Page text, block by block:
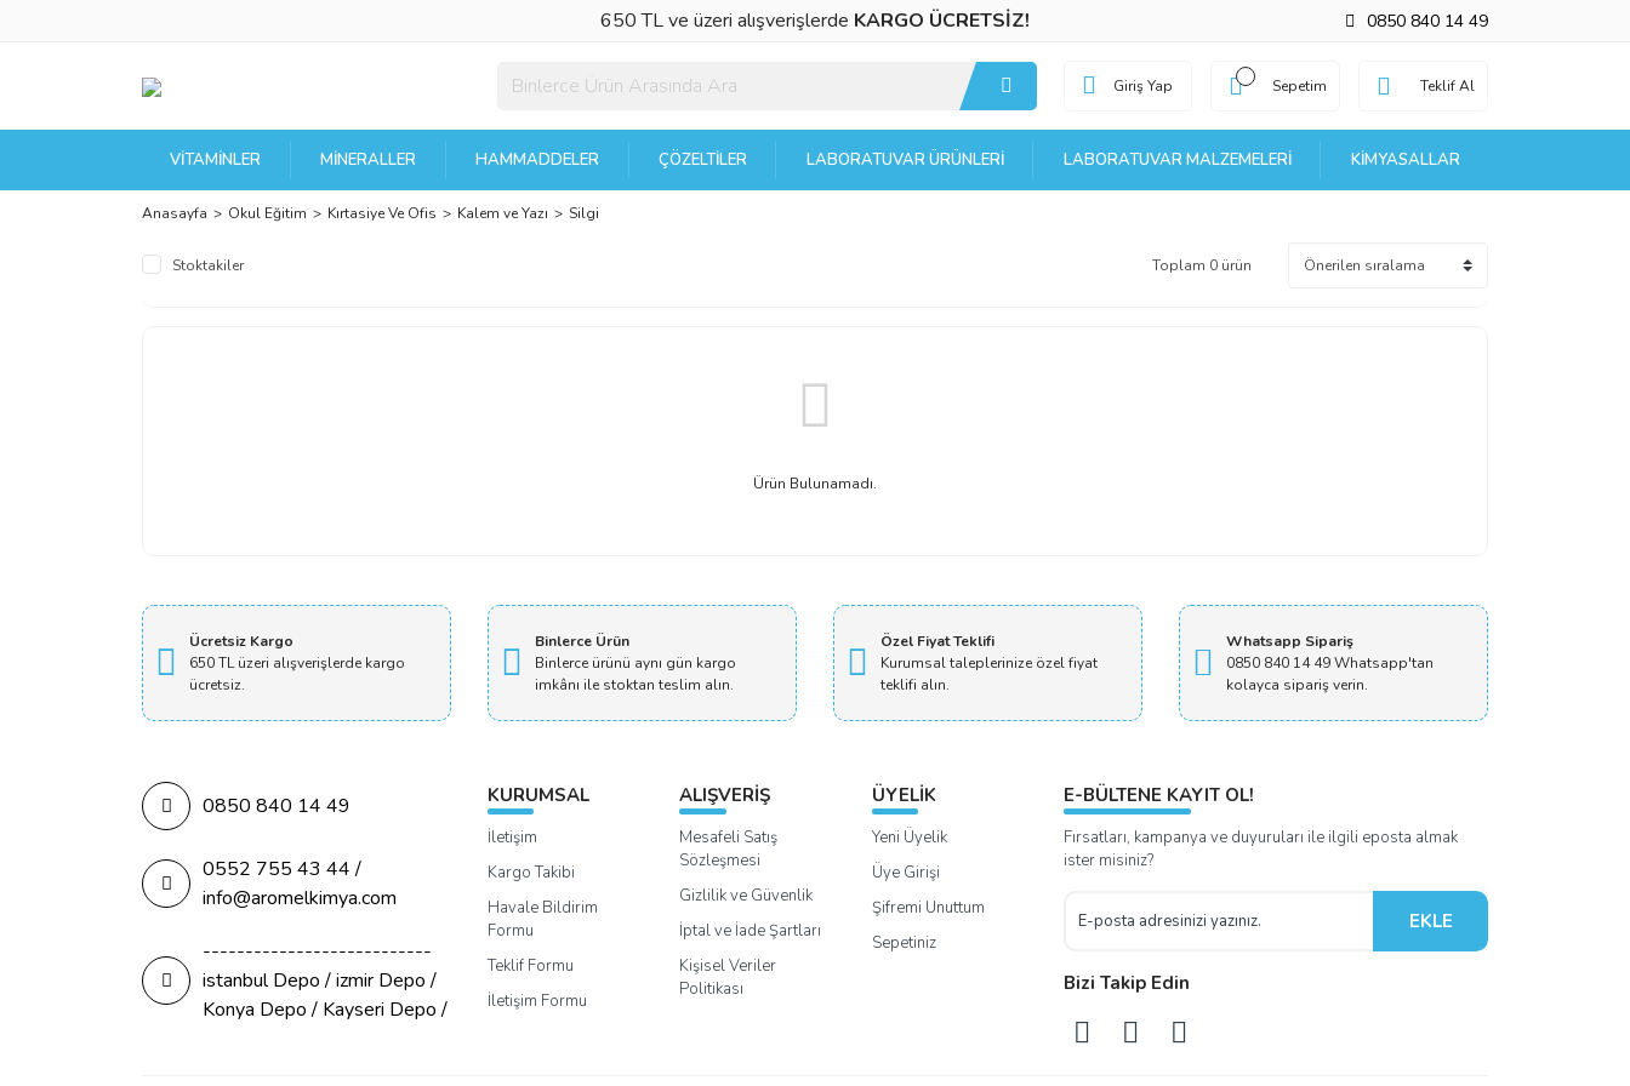
650 TL ve üzeri alışverişlerde KARGO ÜCRETSİZ! 0850 840 14 49
Giriş Yap Sepetim Teklif Al
VITAMINLER MINERALLER HAMMADDELER ÇÖZELTILER LABORATUVAR ÜRÜNLERI LABORATUVAR MALZEMELERI KIMYASALLAR
Anasayfa Okul Eğitim Kırtasiye Ve Ofis Kalem ve Yazı Silgi
Stoktakiler Toplam 0 ürün
Ürün Bulunamadı.
Ücretsiz Kargo
650 TL üzeri alışverişlerde kargo
ücretsiz.
Binlerce Ürün
Binlerce ürünü aynı gün kargo
imkânı ile stoktan teslim alın.
Özel Fiyat Teklifi
Kurumsal taleplerinize özel fiyat
teklifi alın.
Whatsapp Sipariş
0850 840 14 49 Whatsapp'tan
kolayca sipariş verin.
0850 840 14 49
0552 755 43 44 /
info@aromelkimya.com
---------------------------
istanbul Depo / izmir Depo /
Konya Depo / Kayseri Depo /
KURUMSAL
İletişim
Kargo Takibi
Havale Bildirim
Formu
Teklif Formu
İletişim Formu
ALIŞVERİŞ
Mesafeli Satış
Sözleşmesi
Gizlilik ve Güvenlik
İptal ve İade Şartları
Kişisel Veriler
Politikası
ÜYELİK
Yeni Üyelik
Üye Girişi
Şifremi Unuttum
Sepetiniz
E-BÜLTENE KAYIT OL!
Fırsatları, kampanya ve duyuruları ile ilgili eposta almak
ister misiniz?
EKLE
Bizi Takip Edin